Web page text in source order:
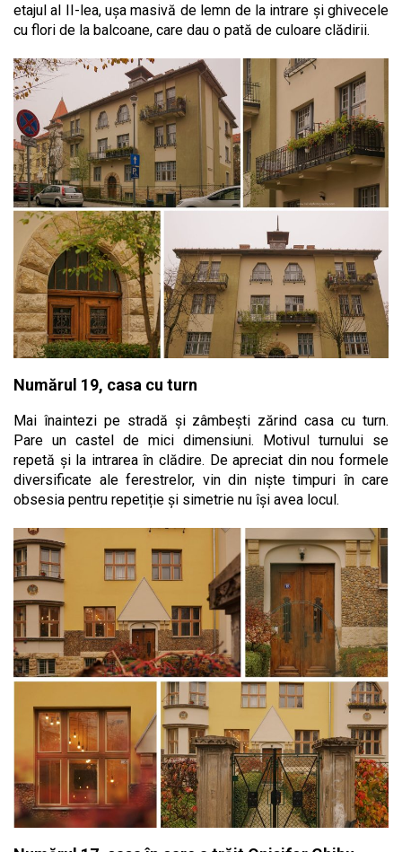
etajul al II-lea, ușa masivă de lemn de la intrare și ghivecele
cu flori de la balcoane, care dau o pată de culoare clădirii.
Numărul 19, casa cu turn
Mai înaintezi pe stradă și zâmbești zărind casa cu turn.
Pare un castel de mici dimensiuni. Motivul turnului se
repetă și la intrarea în clădire. De apreciat din nou formele
diversificate ale ferestrelor, vin din niște timpuri în care
obsesia pentru repetiție și simetrie nu își avea locul.